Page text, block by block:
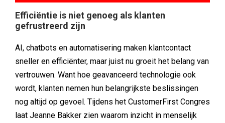
Efficiëntie is niet genoeg als klanten
gefrustreerd zijn
AI, chatbots en automatisering maken klantcontact
sneller en efficiënter, maar juist nu groeit het belang van
vertrouwen. Want hoe geavanceerd technologie ook
wordt, klanten nemen hun belangrijkste beslissingen
nog altijd op gevoel. Tijdens het CustomerFirst Congres
laat Jeanne Bakker zien waarom inzicht in menselijk